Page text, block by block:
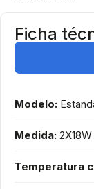
Ficha
Modelo:
Medida:
Temperatura